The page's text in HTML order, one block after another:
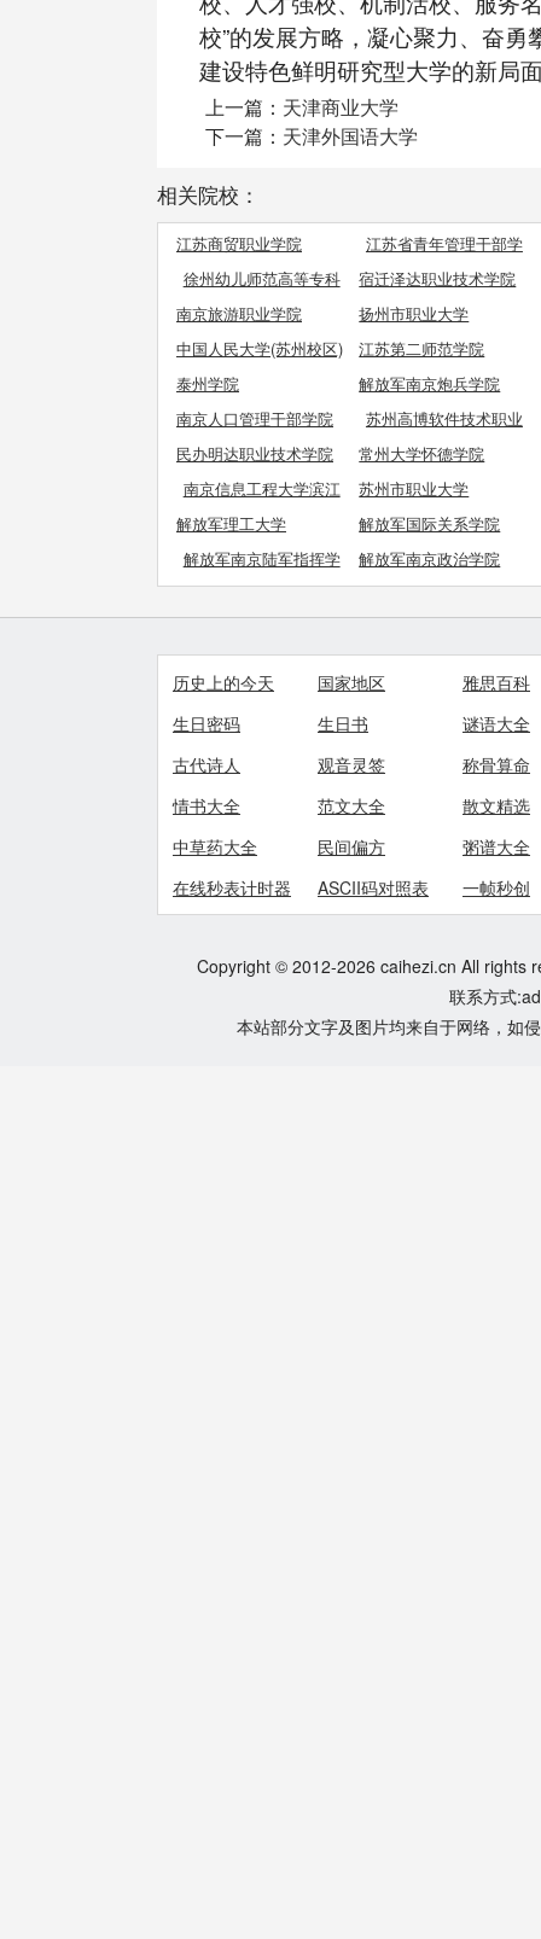
校”的发展方略，凝心聚力、奋勇
建设特色鲜明研究型大学的新局
上一篇： 天津商业大学
下一篇： 天津外国语大学
相关院校：
江苏商贸职业学院
江苏省青年管理干部学
院
徐州幼儿师范高等专科
学校
宿迁泽达职业技术学院
南京旅游职业学院
扬州市职业大学
中国人民大学(苏州校区)
江苏第二师范学院
泰州学院
解放军南京炮兵学院
南京人口管理干部学院
苏州高博软件技术职业
学院
民办明达职业技术学院
常州大学怀德学院
南京信息工程大学滨江
学院
苏州市职业大学
解放军理工大学
解放军国际关系学院
解放军南京陆军指挥学
院
解放军南京政治学院
历史上的今天 国家地区
雅思百科
生日密码
生日书
谜语大全
古代诗人
观音灵签
称骨算命
情书大全
范文大全
散文精选
中草药大全
民间偏方
粥谱大全
在线秒表计时器
ASCII码对照表 一帧秒创
Copyright © 2012-2026 caihezi.cn All rights
联系方式
本站部分文字及图片均来自于网络，如